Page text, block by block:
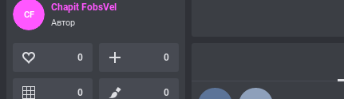
CF
Chapit FobsVel
Автор
0 0
0 0